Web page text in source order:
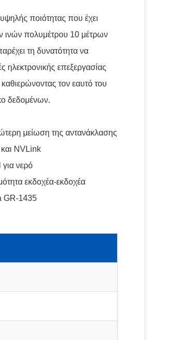
ποιότητας που έχει
ινών πολυμέτρου 10 μέτρων
τη δυνατότητα να
επεξεργασίας
τον εαυτό του
δεδομένων.
μείωση της αντανάκλασης
NVLink
νερό
εκδοχέα-εκδοχέα
GR-1435